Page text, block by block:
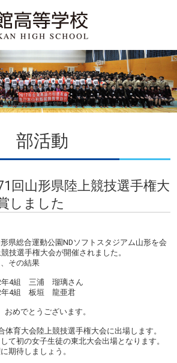
部活動
回山形県陸上競技選手権大
しました
県総合運動公園NDソフトスタジアム山形を会
技選手権大会が開催されました。
その結果
4組 三浦 瑠璃さん
4組 板垣 龍亜君
めでとうございます。
体育大会陸上競技選手権大会に出場します。
て初の女子生徒の東北大会出場となります。
期待しましょう。